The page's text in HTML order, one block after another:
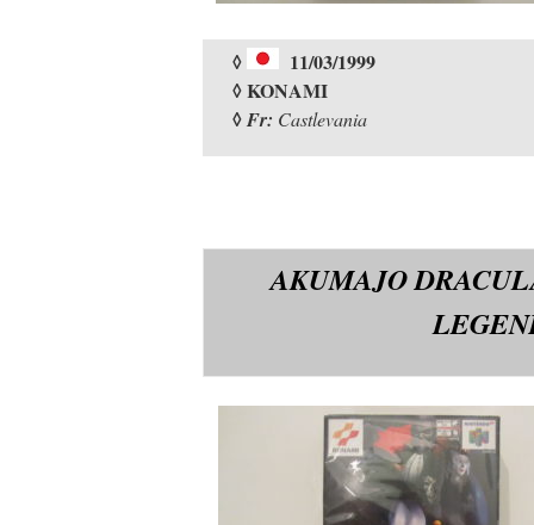
◊
11/03/1999
◊ KONAMI
◊Fr: Castlevania
AKUMAJO